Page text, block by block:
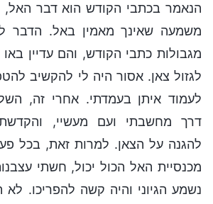
הנאמר בכתבי הקודש הוא דבר האל,
משמעה שאינך מאמין באל. הדבר
מגבולות כתבי הקודש, והם עדיין באו
לגזול צאן. אסור היה לי להקשיב
לעמוד איתן בעמדתי. אחרי זה,
דרך מחשבתי ועם מעשיי,
להגנה על הצאן. למרות זאת, בכל
מכנסיית האל הכול יכול, חשתי
נשמע הגיוני והיה קשה להפריכו.